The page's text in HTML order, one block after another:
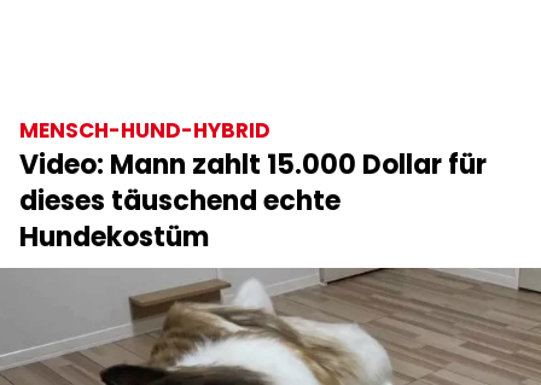
MENSCH-HUND-HYBRID
Video: Mann zahlt 15.000 Dollar für
dieses täuschend echte
Hundekostüm